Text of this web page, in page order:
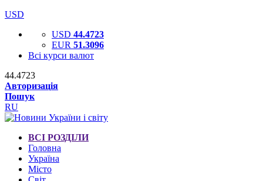
USD
USD 44.4723
EUR 51.3096
Всі курси валют
44.4723
Авторизація
Пошук
RU
ВСІ РОЗДІЛИ
Головна
Україна
Місто